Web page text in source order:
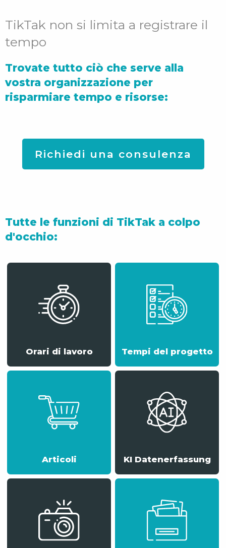
TikTak non si limita a registrare il
tempo
Trovate tutto ciò che serve alla
vostra organizzazione per
risparmiare tempo e risorse:
Richiedi una consulenza
Tutte le funzioni di TikTak a colpo
d'occhio:
Orari di lavoro Tempi del progetto
Articoli KI Datenerfassung